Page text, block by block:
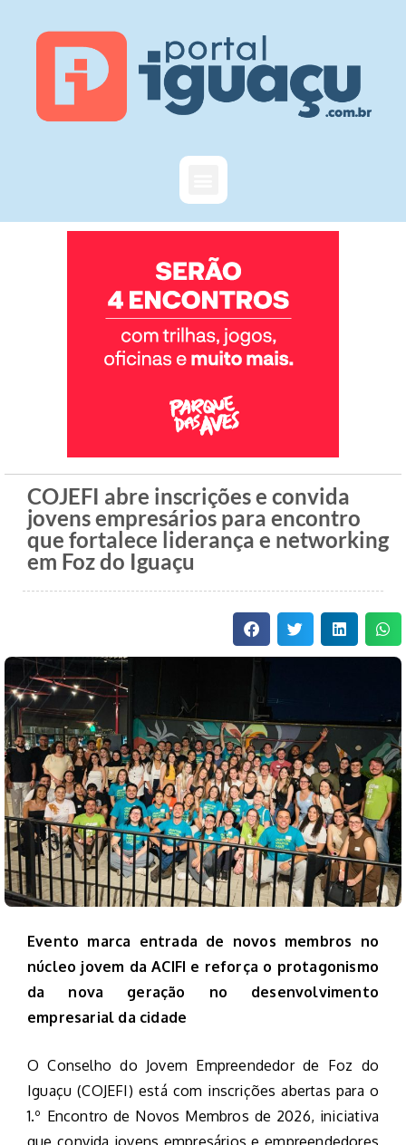
COJEFI abre inscrições e convida
jovens empresários para encontro
que fortalece liderança e networking
em Foz do Iguaçu
Evento marca entrada de novos membros no
núcleo jovem da ACIFI e reforça o protagonismo
da nova geração no desenvolvimento
empresarial da cidade
O Conselho do Jovem Empreendedor de Foz do
Iguaçu (COJEFI) está com inscrições abertas para o
1.º Encontro de Novos Membros de 2026, iniciativa